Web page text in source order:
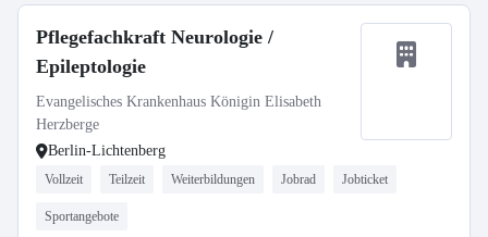
Pflegefachkraft Neurologie /
Epileptologie
Evangelisches Krankenhaus Königin Elisabeth
Herzberge
Berlin-Lichtenberg
Vollzeit Teilzeit Weiterbildungen Jobrad Jobticket
Sportangebote